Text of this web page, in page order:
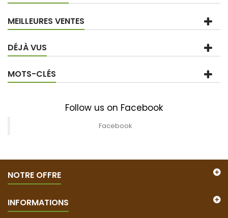
MEILLEURES VENTES
DÉJÀ VUS
MOTS-CLÉS
Follow us on Facebook
Facebook
NOTRE OFFRE
INFORMATIONS